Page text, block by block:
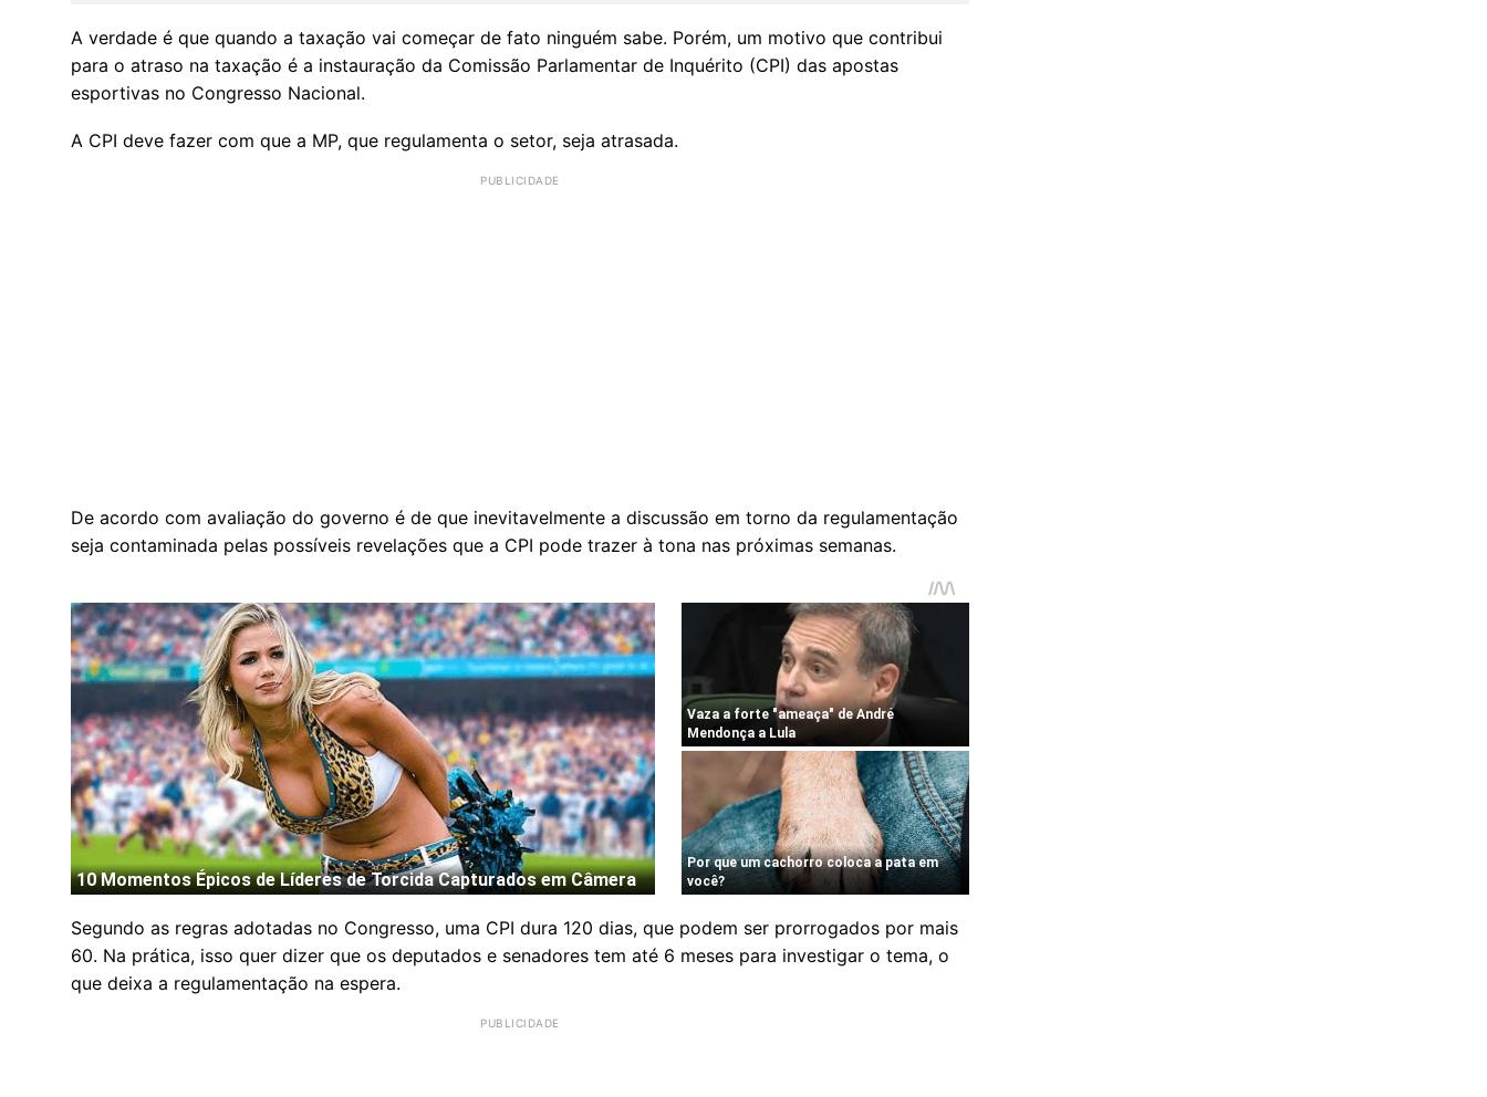
A verdade é que quando a taxação vai começar de fato ninguém sabe. Porém, um motivo que contribui
para o atraso na taxação é a instauração da Comissão Parlamentar de Inquérito (CPI) das apostas
esportivas no Congresso Nacional.
A CPI deve fazer com que a MP, que regulamenta o setor, seja atrasada.
De acordo com avaliação do governo é de que inevitavelmente a discussão em torno da regulamentação
seja contaminada pelas possíveis revelações que a CPI pode trazer à tona nas próximas semanas.
Segundo as regras adotadas no Congresso, uma CPI dura 120 dias, que podem ser prorrogados por mais
60. Na prática, isso quer dizer que os deputados e senadores tem até 6 meses para investigar o tema, o
que deixa a regulamentação na espera.